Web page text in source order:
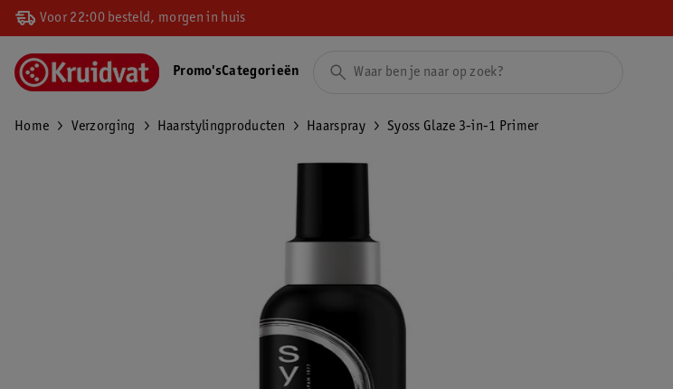
Voor 22:00 besteld, morgen in huis
Promo'sCategorieën
Home Verzorging Haarstylingproducten Haarspray Syoss Glaze 3-in-1 Primer